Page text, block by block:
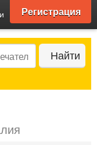
Регистрация
Найти